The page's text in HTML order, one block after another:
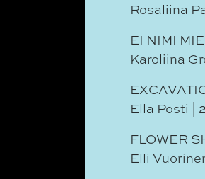
Rosaliina
EI NIMI
Karoliina
Ella Posti |
FLOWER
Elli